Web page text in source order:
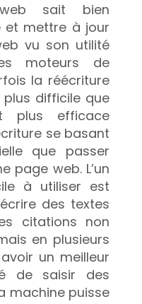
sait bien
et mettre à jour
vu son utilité
moteurs de
la réécriture
difficile que
plus efficace
se basant
que passer
page web. L’un
à utiliser est
des textes
citations non
en plusieurs
un meilleur
de saisir des
machine puisse